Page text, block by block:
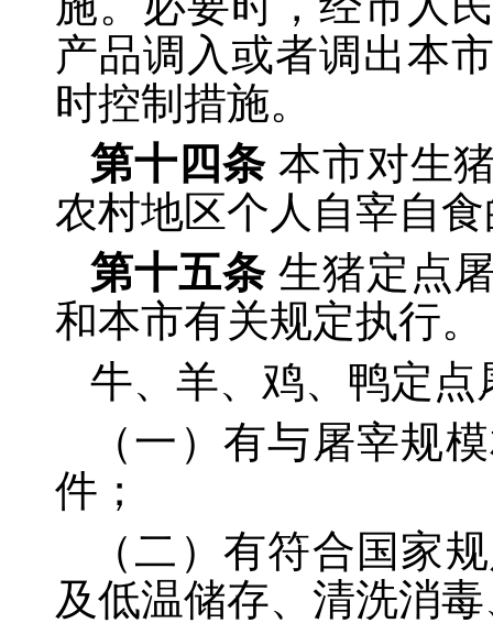
产品调入或者调出本
时控制措施。
第十四条 本市对生
农村地区个人自宰自
第十五条 生猪定点
和本市有关规定执行。
牛、羊、鸡、鸭定
（一）有与屠宰规
件；
（二）有符合国家
及低温储存、清洗消